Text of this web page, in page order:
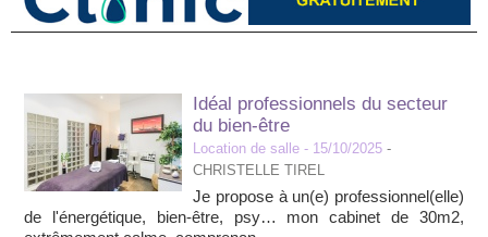
Idéal professionnels du secteur
du bien-être
Location de salle - 15/10/2025 -
CHRISTELLE TIREL
Je propose à un(e) professionnel(elle)
de l'énergétique, bien-être, psy… mon cabinet de 30m2,